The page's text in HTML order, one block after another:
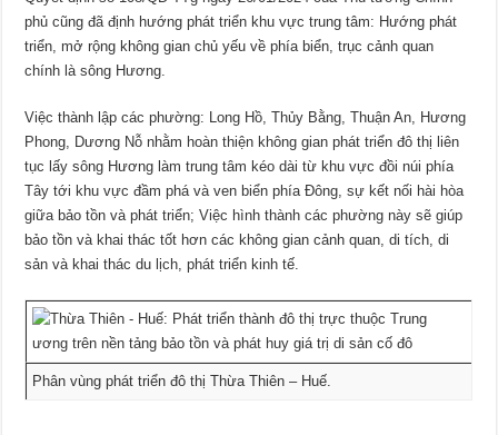
phủ cũng đã định hướng phát triển khu vực trung tâm: Hướng phát
triển, mở rộng không gian chủ yếu về phía biển, trục cảnh quan
chính là sông Hương.
Việc thành lập các phường: Long Hồ, Thủy Bằng, Thuận An, Hương
Phong, Dương Nỗ nhằm hoàn thiện không gian phát triển đô thị liên
tục lấy sông Hương làm trung tâm kéo dài từ khu vực đồi núi phía
Tây tới khu vực đầm phá và ven biển phía Đông, sự kết nối hài hòa
giữa bảo tồn và phát triển; Việc hình thành các phường này sẽ giúp
bảo tồn và khai thác tốt hơn các không gian cảnh quan, di tích, di
sản và khai thác du lịch, phát triển kinh tế.
Phân vùng phát triển đô thị Thừa Thiên – Huế.